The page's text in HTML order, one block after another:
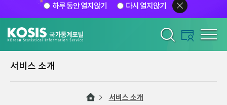
하루 동안 열지않기 다시 열지않기
서비스 소개
서비스 소개